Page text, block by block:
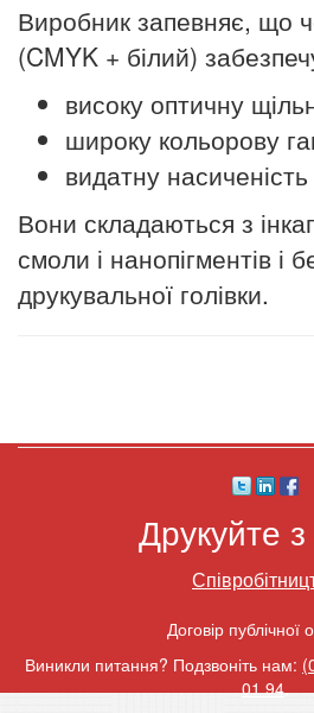
Виробник запевняє, що
(CMYK + білий)
високу оптичну
широку кольорову
видатну насиченість
Вони складаються з
смоли і нанопігментів і
друкувальної голівки.
Друкуйте
Договір публічної
Виникли питання? Подзвоніть нам:
01 94.